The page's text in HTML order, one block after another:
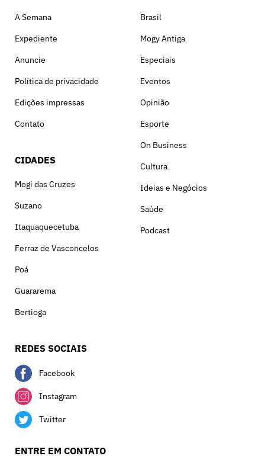
A Semana
Expediente
Anuncie
Política de privacidade
Edições impressas
Contato
CIDADES
Mogi das Cruzes
Suzano
Itaquaquecetuba
Ferraz de Vasconcelos
Poá
Guararema
Bertioga
Brasil
Mogy Antiga
Especiais
Eventos
Opinião
Esporte
On Business
Cultura
Ideias e Negócios
Saúde
Podcast
REDES SOCIAIS
Facebook
Instagram
Twitter
ENTRE EM CONTATO